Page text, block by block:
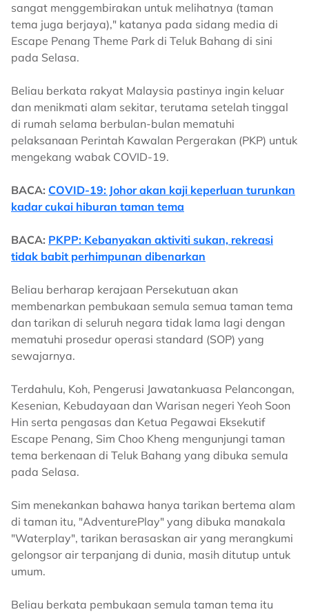
sangat menggembirakan untuk melihatnya (taman
tema juga berjaya)," katanya pada sidang media di
Escape Penang Theme Park di Teluk Bahang di sini
pada Selasa.
Beliau berkata rakyat Malaysia pastinya ingin keluar
dan menikmati alam sekitar, terutama setelah tinggal
di rumah selama berbulan-bulan mematuhi
pelaksanaan Perintah Kawalan Pergerakan (PKP) untuk
mengekang wabak COVID-19.
BACA: COVID-19: Johor akan kaji keperluan turunkan
kadar cukai hiburan taman tema
BACA: PKPP: Kebanyakan aktiviti sukan, rekreasi
tidak babit perhimpunan dibenarkan
Beliau berharap kerajaan Persekutuan akan
membenarkan pembukaan semula semua taman tema
dan tarikan di seluruh negara tidak lama lagi dengan
mematuhi prosedur operasi standard (SOP) yang
sewajarnya.
Terdahulu, Koh, Pengerusi Jawatankuasa Pelancongan,
Kesenian, Kebudayaan dan Warisan negeri Yeoh Soon
Hin serta pengasas dan Ketua Pegawai Eksekutif
Escape Penang, Sim Choo Kheng mengunjungi taman
tema berkenaan di Teluk Bahang yang dibuka semula
pada Selasa.
Sim menekankan bahawa hanya tarikan bertema alam
di taman itu, "AdventurePlay" yang dibuka manakala
"Waterplay", tarikan berasaskan air yang merangkumi
gelongsor air terpanjang di dunia, masih ditutup untuk
umum.
Beliau berkata pembukaan semula taman tema itu